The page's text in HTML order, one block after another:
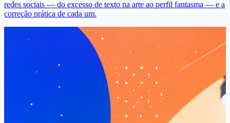
redes sociais — do excesso de texto na arte ao perfil fantasma — e a
correção prática de cada um.